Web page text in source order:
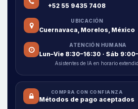
+52 55 9435 7408
UBICACIÓN
Cuernavaca, Morelos, México
ATENCIÓN HUMANA
Lun–Vie 8:30–16:30 · Sáb
Asistentes de IA en horario
COMPRA CON CONFIANZA
Métodos de pago aceptados